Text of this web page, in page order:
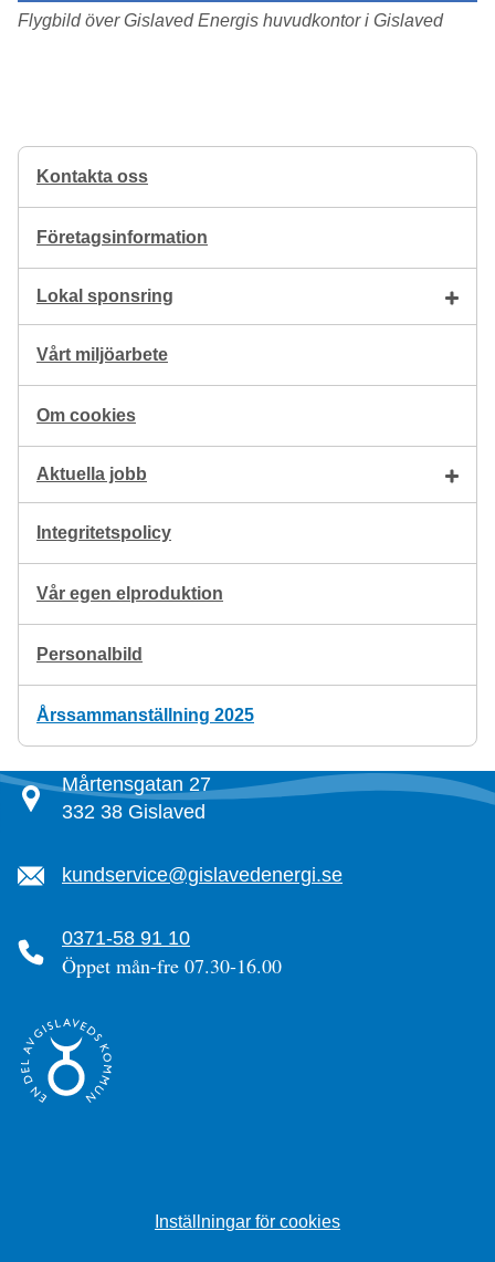
Flygbild över Gislaved Energis huvudkontor i Gislaved
Kontakta oss
Företagsinformation
Lokal sponsring
Vårt miljöarbete
Om cookies
Aktuella jobb
Integritetspolicy
Vår egen elproduktion
Personalbild
Årssammanställning 2025
Mårtensgatan 27
332 38 Gislaved
kundservice@gislavedenergi.se
0371-58 91 10
Öppet mån-fre 07.30-16.00
Inställningar för cookies